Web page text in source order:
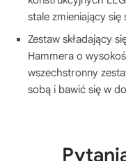
stale zmieniający
Zestaw składający
Hammera o
wszechstronny
sobą i bawić się w